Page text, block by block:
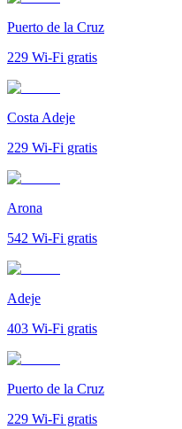
Puerto de la Cruz
229 Wi-Fi gratis
Costa Adeje
229 Wi-Fi gratis
Arona
542 Wi-Fi gratis
Adeje
403 Wi-Fi gratis
Puerto de la Cruz
229 Wi-Fi gratis